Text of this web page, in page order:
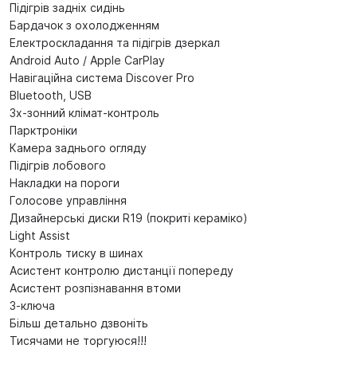
Підігрів задніх сидінь
Бардачок з охолодженням
Електроскладання та підігрів дзеркал
Android Auto / Apple CarPlay
Навігаційна система Discover Pro
Bluetooth, USB
3х-зонний клімат-контроль
Парктроніки
Камера заднього огляду
Підігрів лобового
Накладки на пороги
Голосове управління
Дизайнерські диски R19 (покриті кераміко)
Light Assist
Контроль тиску в шинах
Асистент контролю дистанції попереду
Асистент розпізнавання втоми
3-ключа
Більш детально дзвоніть
Тисячами не торгуюся!!!